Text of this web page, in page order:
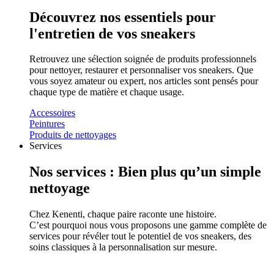
Découvrez nos essentiels pour
l'entretien de vos sneakers
Retrouvez une sélection soignée de produits professionnels
pour nettoyer, restaurer et personnaliser vos sneakers. Que
vous soyez amateur ou expert, nos articles sont pensés pour
chaque type de matière et chaque usage.
Accessoires
Peintures
Produits de nettoyages
Services
Nos services : Bien plus qu’un simple
nettoyage
Chez Kenenti, chaque paire raconte une histoire.
C’est pourquoi nous vous proposons une gamme complète de
services pour révéler tout le potentiel de vos sneakers, des
soins classiques à la personnalisation sur mesure.